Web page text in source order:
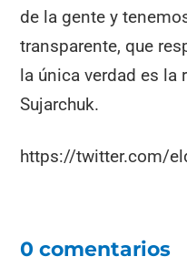
de la gente y
transparente, que
la única verdad es la
Sujarchuk.
https://twitter.com/
0 comentarios